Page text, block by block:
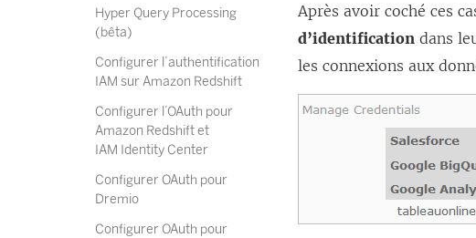
Hyper Query Processing
(bêta)
Configurer l’authentification
IAM sur Amazon Redshift
Configurer l’OAuth pour
Amazon Redshift et
IAM Identity Center
Configurer OAuth pour
Dremio
Configurer OAuth pour
Après avoir coché ces
d’identification dans
les connexions aux